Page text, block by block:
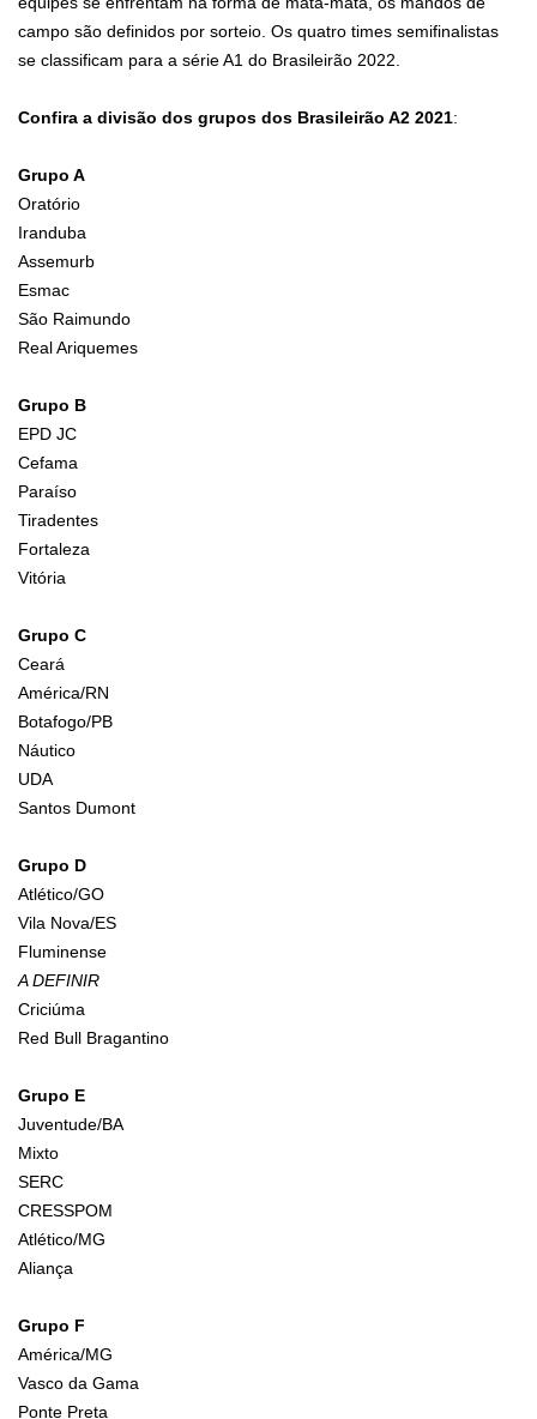
campo são definidos por sorteio. Os quatro times semifinalistas
se classificam para a série A1 do Brasileirão 2022.
Confira a divisão dos grupos dos Brasileirão A2 2021:
Grupo A
Oratório
Iranduba
Assemurb
Esmac
São Raimundo
Real Ariquemes
Grupo B
EPD JC
Cefama
Paraíso
Tiradentes
Fortaleza
Vitória
Grupo C
Ceará
América/RN
Botafogo/PB
Náutico
UDA
Santos Dumont
Grupo D
Atlético/GO
Vila Nova/ES
Fluminense
A DEFINIR
Criciúma
Red Bull Bragantino
Grupo E
Juventude/BA
Mixto
SERC
CRESSPOM
Atlético/MG
Aliança
Grupo F
América/MG
Vasco da Gama
Ponte Preta